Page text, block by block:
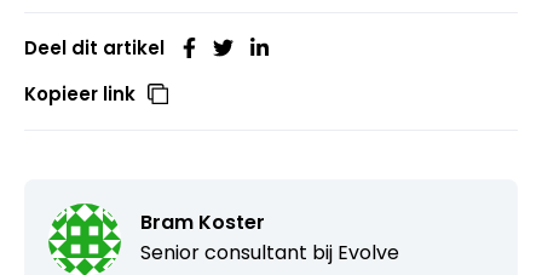
Deel dit artikel
Kopieer link
Bram Koster
Senior consultant bij Evolve